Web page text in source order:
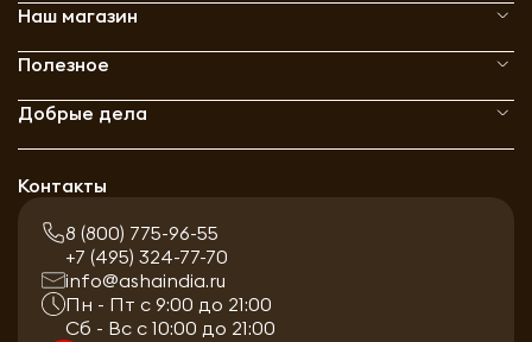
Наш магазин
Полезное
Добрые дела
Контакты
8 (800) 775-96-55
+7 (495) 324-77-70
info@ashaindia.ru
Пн - Пт с 9:00 до 21:00
Сб - Вс с 10:00 до 21:00